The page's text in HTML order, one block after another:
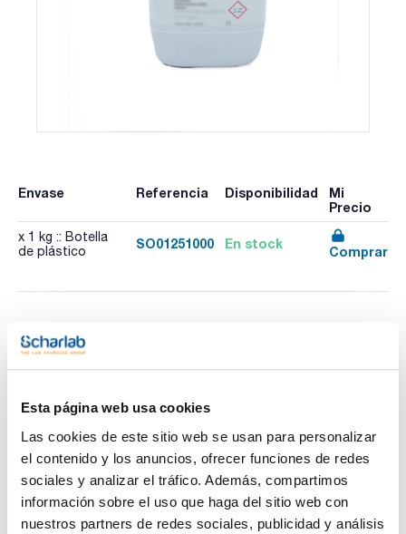
Esta página web usa cookies
Las cookies de este sitio web se usan para personalizar
el contenido y los anuncios, ofrecer funciones de redes
sociales y analizar el tráfico. Además, compartimos
información sobre el uso que haga del sitio web con
nuestros partners de redes sociales, publicidad y análisis
Envase Referencia Disponibilidad
Mi
Precio
x 1 kg :: Botella
de plástico
SO01251000 En stock
Comprar
Imprimir ficha de
producto
- C7H5NaO2
- CAS [532-32-1]
- EINECS-No.: 208-534-8
- Solub. en agua: (20 ºC): ~ 660 g/l
- Punto de fusión: 410 - 430 ºC
- Punto de inflamación: > 100 ºC
- Temperatura de ignición: > 500 ºC
- LD 50 (oral, rat): 3140 mg/kg
Ver más
Documentación técnica